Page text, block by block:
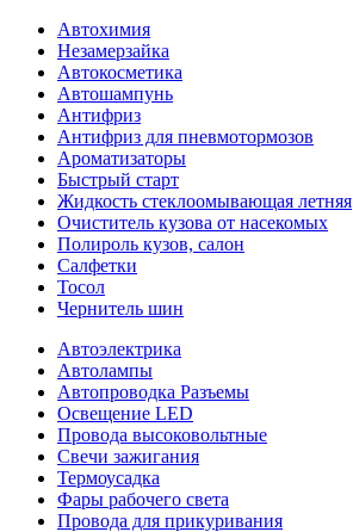
Автохимия
Незамерзайка
Автокосметика
Автошампунь
Антифриз
Антифриз для пневмотормозов
Ароматизаторы
Быстрый старт
Жидкость стеклоомывающая летняя
Очиститель кузова от насекомых
Полироль кузов, салон
Салфетки
Тосол
Чернитель шин
Автоэлектрика
Автолампы
Автопроводка Разъемы
Освещение LED
Провода высоковольтные
Свечи зажигания
Термоусадка
Фары рабочего света
Провода для прикуривания